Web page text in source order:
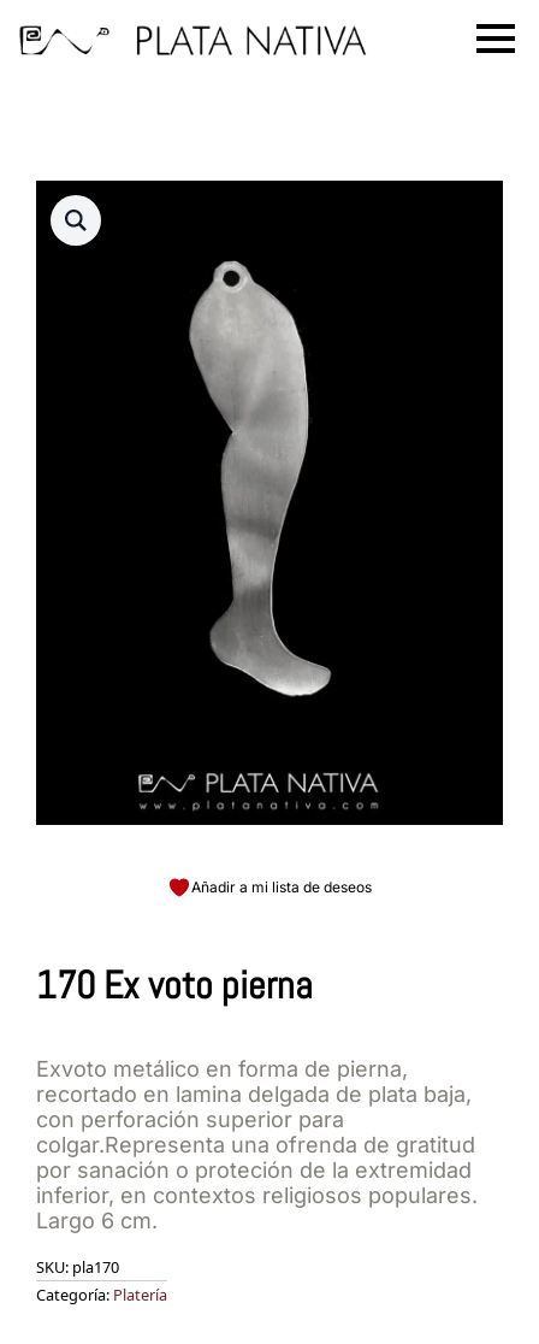
Añadir a mi lista de deseos
170 Ex voto pierna
Exvoto metálico en forma de pierna,
recortado en lamina delgada de plata baja,
con perforación superior para
colgar.Representa una ofrenda de gratitud
por sanación o proteción de la extremidad
inferior, en contextos religiosos populares.
Largo 6 cm.
SKU: pla170
Categoría: Platería